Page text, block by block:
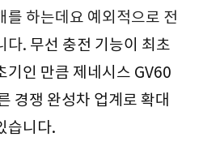
를 하는데요 예외적으로 전
다. 무선 충전 기능이 최초
기인 만큼 제네시스 GV60
경쟁 완성차 업계로 확대
습니다.